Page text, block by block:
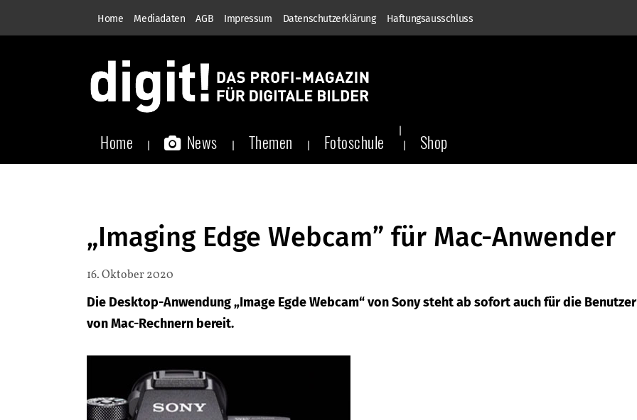
Home Mediadaten AGB Impressum Datenschutzerklärung Haftungsausschluss
Home News Themen Fotoschule Shop
„Imaging Edge Webcam” für Mac-Anwender
16. Oktober 2020
Die Desktop-Anwendung „Image Egde Webcam“ von Sony steht ab sofort auch für die Benutzer
von Mac-Rechnern bereit.